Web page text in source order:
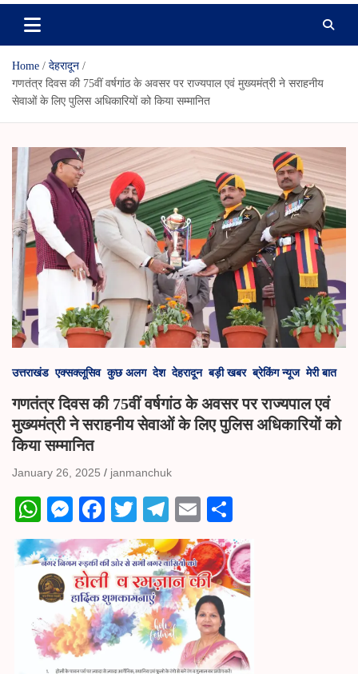
Home
देहरादून
गणतंत्र दिवस की 75वीं वर्षगांठ के अवसर पर राज्यपाल एवं मुख्यमंत्री ने सराहनीय
सेवाओं के लिए पुलिस अधिकारियों को किया सम्मानित
उत्तराखंड एक्सक्लूसिव कुछ अलग देश देहरादून बड़ी खबर ब्रेकिंग न्यूज मेरी बात
गणतंत्र दिवस की 75वीं वर्षगांठ के अवसर पर राज्यपाल एवं
मुख्यमंत्री ने सराहनीय सेवाओं के लिए पुलिस अधिकारियों को
किया सम्मानित
January 26, 2025 janmanchuk
W
ha
ts
A
pp
M
es
se
ng
er
Fa
ce
bo
ok
T
wi
tte
r
Te
le
gr
a
m
E
m
ail
ha
re